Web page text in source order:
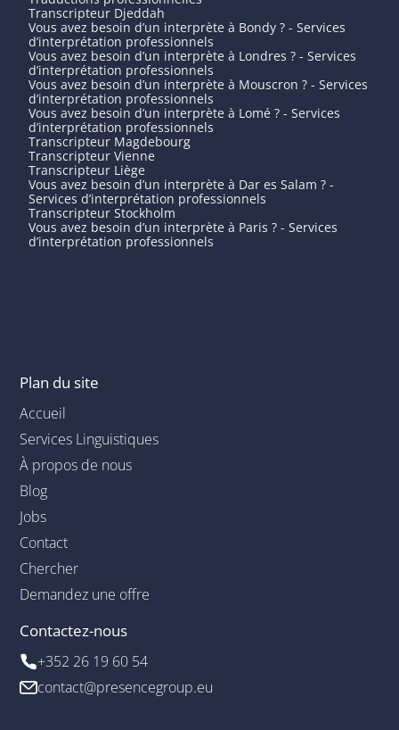
Transcripteur Djeddah
Vous avez besoin d’un interprète à Bondy ? - Services
d’interprétation professionnels
Vous avez besoin d’un interprète à Londres ? - Services
d’interprétation professionnels
Vous avez besoin d’un interprète à Mouscron ? - Services
d’interprétation professionnels
Vous avez besoin d’un interprète à Lomé ? - Services
d’interprétation professionnels
Transcripteur Magdebourg
Transcripteur Vienne
Transcripteur Liège
Vous avez besoin d’un interprète à Dar es Salam ? -
Services d’interprétation professionnels
Transcripteur Stockholm
Vous avez besoin d’un interprète à Paris ? - Services
d’interprétation professionnels
Plan du site
Accueil
Services Linguistiques
À propos de nous
Blog
Jobs
Contact
Chercher
Demandez une offre
Contactez-nous
+352 26 19 60 54
contact@presencegroup.eu